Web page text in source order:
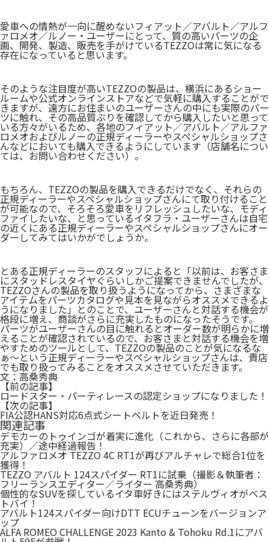
愛車への情熱が一向に醒めないフィアット／アバルト／アルフ
ァロメオ／ルノー・ユーザーにとって、質の高いパーツの企
画、開発、製造、販売を手がけているTEZZOは常に気になる
存在になっていると思います。
そのような注目度が高いTEZZOの製品は、横浜にあるショー
ルームや公式オンラインストアなどで気軽に購入することがで
きますが、遠方にお住まいのユーザーさんの中にも実際のパー
ツに触れ、その高品質ぶりを確認してから購入したいと思って
いる方々がいるため、各地のフィアット／アバルト／アルファ
ロメオおよびルノーの正規ディーラーやスペシャルショップさ
んなどにおいても購入できるようにしています（店舗名につい
ては、お問い合わせください）。
もちろん、TEZZOの製品を購入できるだけでなく、それらの
正規ディーラーやスペシャルショップさんにて取り付けること
が可能なので、そろそろ愛車をリフレッシュしたいな、モディ
ファイしたいな、と思っているイタフラ・ユーザーさんは自宅
の近くにある正規ディーラーやスペシャルショップさんにオー
ダーしてみてはいかがでしょうか。
とある正規ディーラーのスタッフによると「以前は、お客さま
にスタッドレスタイヤぐらいしかご提案できませんでしたが、
TEZZOさんの製品を取り扱うようになってから、さまざまな
アイテムをパーツカタログや見本を見ながらオススメできるよ
うになりました」とのことで、ユーザーさんと対話する機会が
格段に増え、商談がさらに充実したものになったそうです。
パーツがユーザーさんの目に触れるとオーダー数が明らかに増
えることが確認されているので、お客さまと対話する機会を増
やすためのツールとして、TEZZOの製品のことが気になるな
ぁ～という正規ディーラーやスペシャルショップさんは、貴店
でも取り扱ってみることをオススメさせていただきます。
文：高桑秀典
【前の記事】
ロードスター・パーティレースの認定ショップになりました！
【次の記事】
FIA公認HANS対応6点式シートベルトを近日発売！
関連記事
デモカーのトゥインゴが着実に進化（これから、さらに各部が
充実）／途中経過報告！
アルファロメオ TEZZO 4C RT1が再びアルチャレで総合1位を
獲得！
TEZZO アバルト 124スパイダー RT1に試乗（撮影＆執筆者：
フリーランスエディター／ライター 高桑秀典）
個性的なSUVを探しているイタ車好きにはステルヴィオがベス
トバイ！
アバルト124スパイダー向けDTT ECUチューンをバージョンア
ップ
ALFA ROMEO CHALLENGE 2023 Kanto & Tohoku Rd.1にアバ